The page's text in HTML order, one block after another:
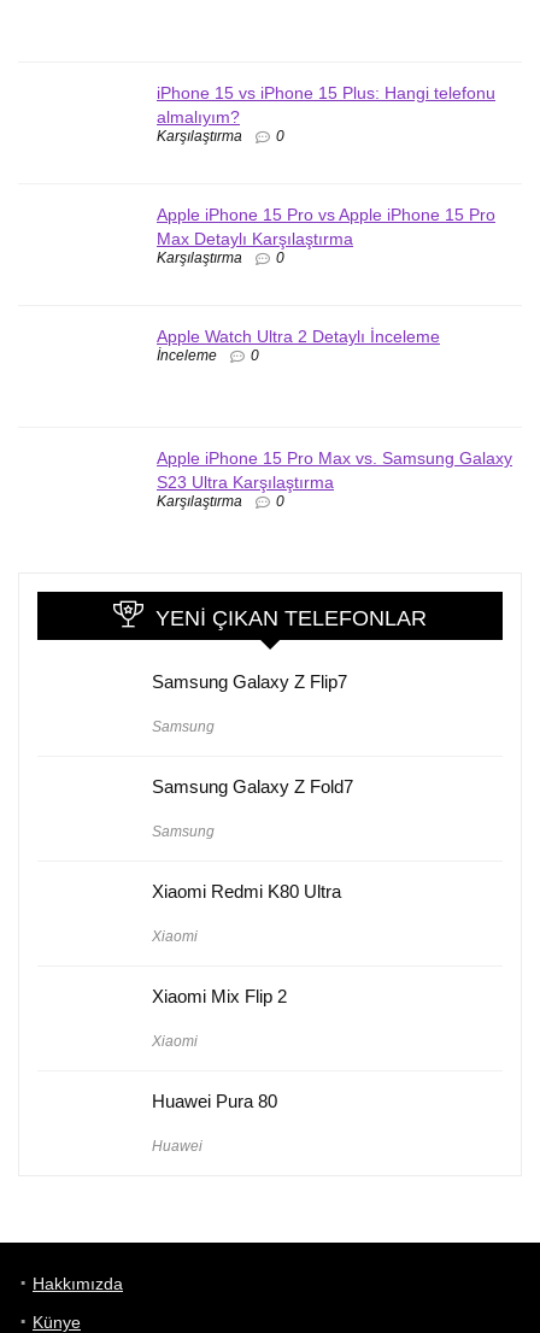
iPhone 15 vs iPhone 15 Plus: Hangi telefonu
almalıyım?
Karşılaştırma 0
Apple iPhone 15 Pro vs Apple iPhone 15 Pro
Max Detaylı Karşılaştırma
Karşılaştırma 0
Apple Watch Ultra 2 Detaylı İnceleme
İnceleme 0
Apple iPhone 15 Pro Max vs. Samsung Galaxy
S23 Ultra Karşılaştırma
Karşılaştırma 0
YENI ÇIKAN TELEFONLAR
Samsung Galaxy Z Flip7
Samsung
Samsung Galaxy Z Fold7
Samsung
Xiaomi Redmi K80 Ultra
Xiaomi
Xiaomi Mix Flip 2
Xiaomi
Huawei Pura 80
Huawei
Hakkımızda
Künye